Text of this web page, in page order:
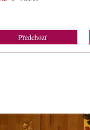
Předchozí